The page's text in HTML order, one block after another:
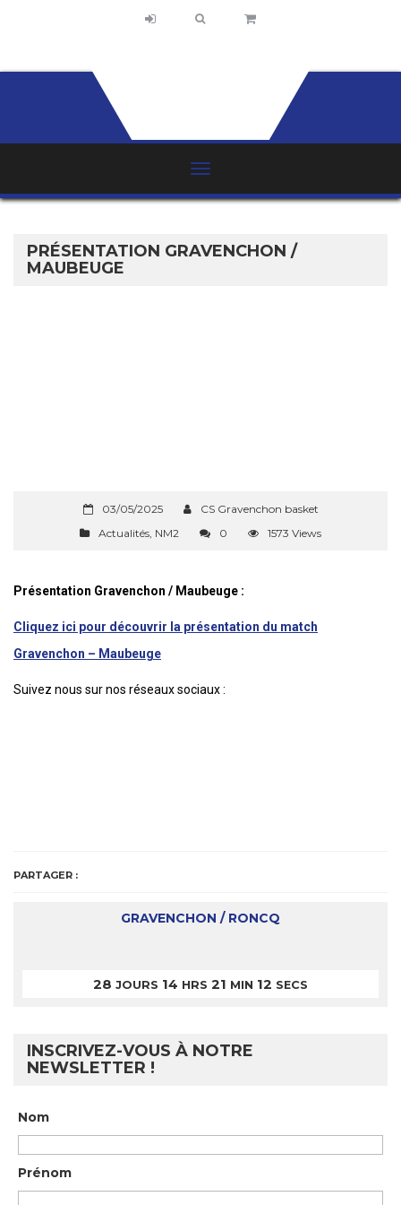
PRÉSENTATION GRAVENCHON /
MAUBEUGE
03/05/2025
CS Gravenchon basket
Actualités, NM2 0 1573 Views
Présentation Gravenchon / Maubeuge :
Cliquez ici pour découvrir la présentation du match
Gravenchon – Maubeuge
Suivez nous sur nos réseaux sociaux :
PARTAGER :
GRAVENCHON / RONCQ
28 JOURS 14 HRS 21 MIN 12 SECS
INSCRIVEZ-VOUS À NOTRE
NEWSLETTER !
Nom
Prénom